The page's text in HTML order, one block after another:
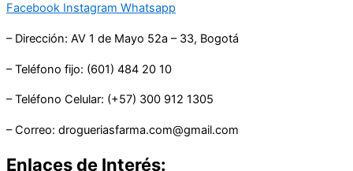
Facebook Instagram Whatsapp
– Dirección: AV 1 de Mayo 52a – 33, Bogotá
– Teléfono fijo: (601) 484 20 10
– Teléfono Celular: (+57) 300 912 1305
– Correo: drogueriasfarma.com@gmail.com
Enlaces de Interés: